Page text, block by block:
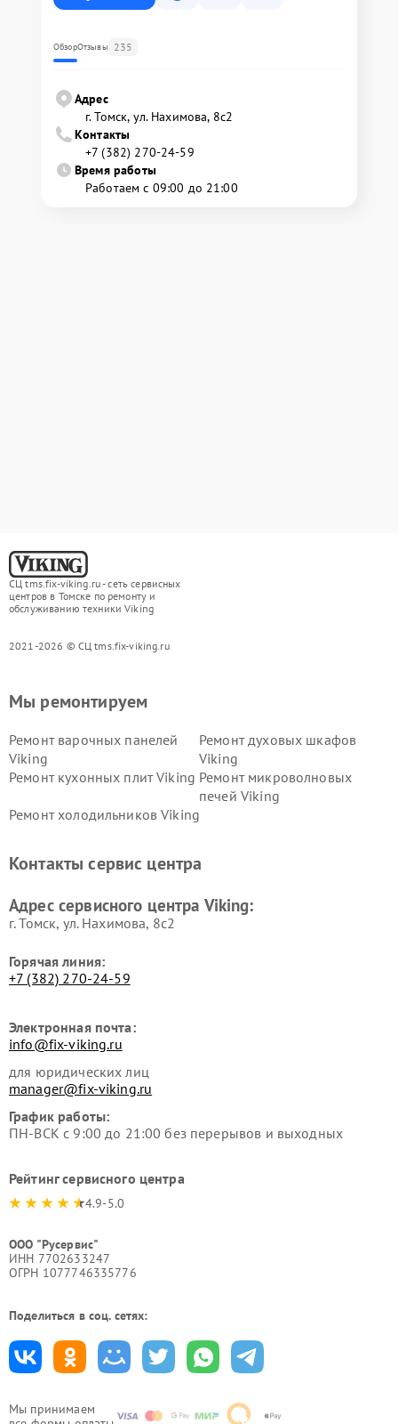
ОбзорОтзывы 235
Адрес
г. Томск, ул. Нахимова, 8с2
Контакты
+7 (382) 270-24-59
Время работы
Работаем с 09:00 до 21:00
СЦ tms.fix-viking.ru - сеть сервисных
центров в Томске по ремонту и
обслуживанию техники Viking
2021-2026 © СЦ tms.fix-viking.ru
Мы принимаем
Мы ремонтируем
Ремонт варочных панелей
Viking
Ремонт духовых шкафов
Viking
Ремонт кухонных плит Viking Ремонт микроволновых
печей Viking
Ремонт холодильников Viking
Контакты сервис центра
Адрес сервисного центра Viking:
г. Томск, ул. Нахимова, 8с2
Горячая линия:
+7 (382) 270-24-59
Электронная почта:
info@fix-viking.ru
для юридических лиц
manager@fix-viking.ru
График работы:
ПН-ВСК с 9:00 до 21:00 без перерывов и выходных
Рейтинг сервисного центра
4.9-5.0
ООО "Русервис"
ИНН 7702633247
ОГРН 1077746335776
Поделиться в соц. сетях: